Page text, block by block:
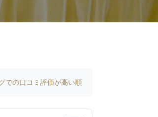
での口コミ評価が高い順